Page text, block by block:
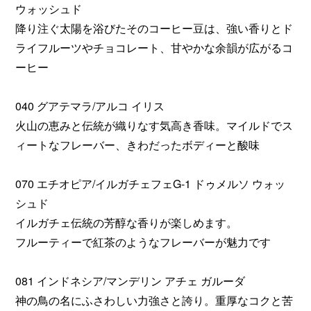
ウォッシュド
降り注ぐ太陽を浴びたそのコーヒー豆は、強い香りとド
ライフルーツやチョコレート、甘やかな余韻が広がるコ
ーヒー
040 グアテマラ/アルコ イリス
火山の恵みと伝統が織りなす気高き香味。マイルドでス
ィートなフレーバー、きわだったボディーと酸味
070 エチオピア/イルガチェフェG-1 ドゥメルソ ウォッ
シュド
イルガチェ伝統の芳醇な香りが楽しめます。
フルーティーで紅茶のようなフレーバーが魅力です
081 インドネシア/マンデリン アチェ ガルーダ
神の鳥の名にふさわしい力強さと誇り。重厚なコクと苦